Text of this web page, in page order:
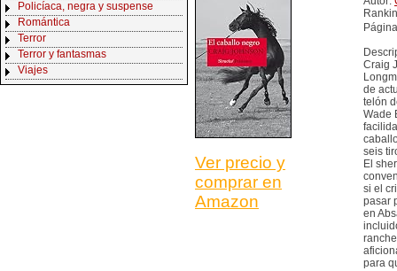
Policíaca, negra y suspense
Romántica
Terror
Terror y fantasmas
Viajes
Ver precio y
comprar en
Amazon
Craig
de
telón
Wade
seis
El
si el
pasar
en
para